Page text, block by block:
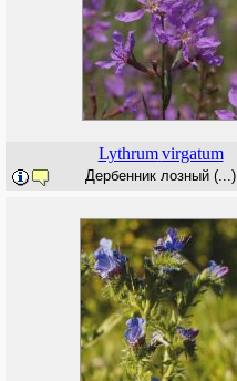
Lythrum virgatum
Дербенник лозный (...)